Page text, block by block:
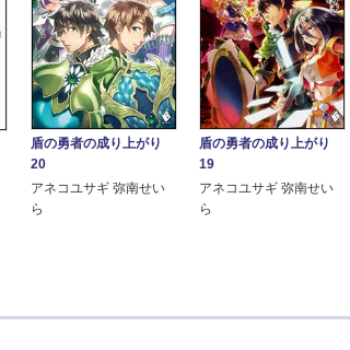
盾の勇者の成り上がり
20
アネコユサギ 弥南せい
ら
盾の勇者の成り上がり
19
アネコユサギ 弥南せい
ら